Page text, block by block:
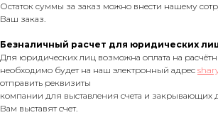
Остаток суммы за заказ можно внести нашему
Ваш заказ.
Безналичный расчет для юридических
Для юридических лиц возможна оплата на
необходимо будет на наш электронный адрес
отправить реквизиты
компании для выставления счета и закрывающих
Вам выставят счет.